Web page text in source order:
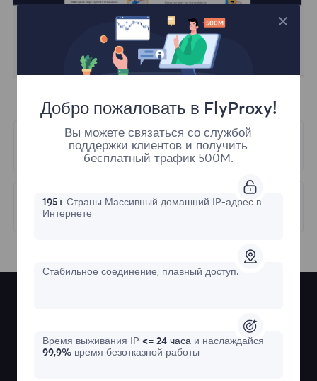
Предыдущий
Whitelist Authentication
Следующий
Residential Proxy
Премиум резидентные и статичные
Добро пожаловать в FlyProxy!
Вы можете связаться со службой
поддержки клиентов и получить
бесплатный трафик 500M.
195+Страны Массивный домашний IP-адрес в
Интернете
Стабильное соединение, плавный доступ.
Время выживания IP <= 24 часа и наслаждайся
99,9%время безотказной работы